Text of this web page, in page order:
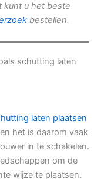
kunt u het beste
bestellen.
schutting laten
laten plaatsen
het is daarom vaak
in te schakelen.
om de
wijze te plaatsen.